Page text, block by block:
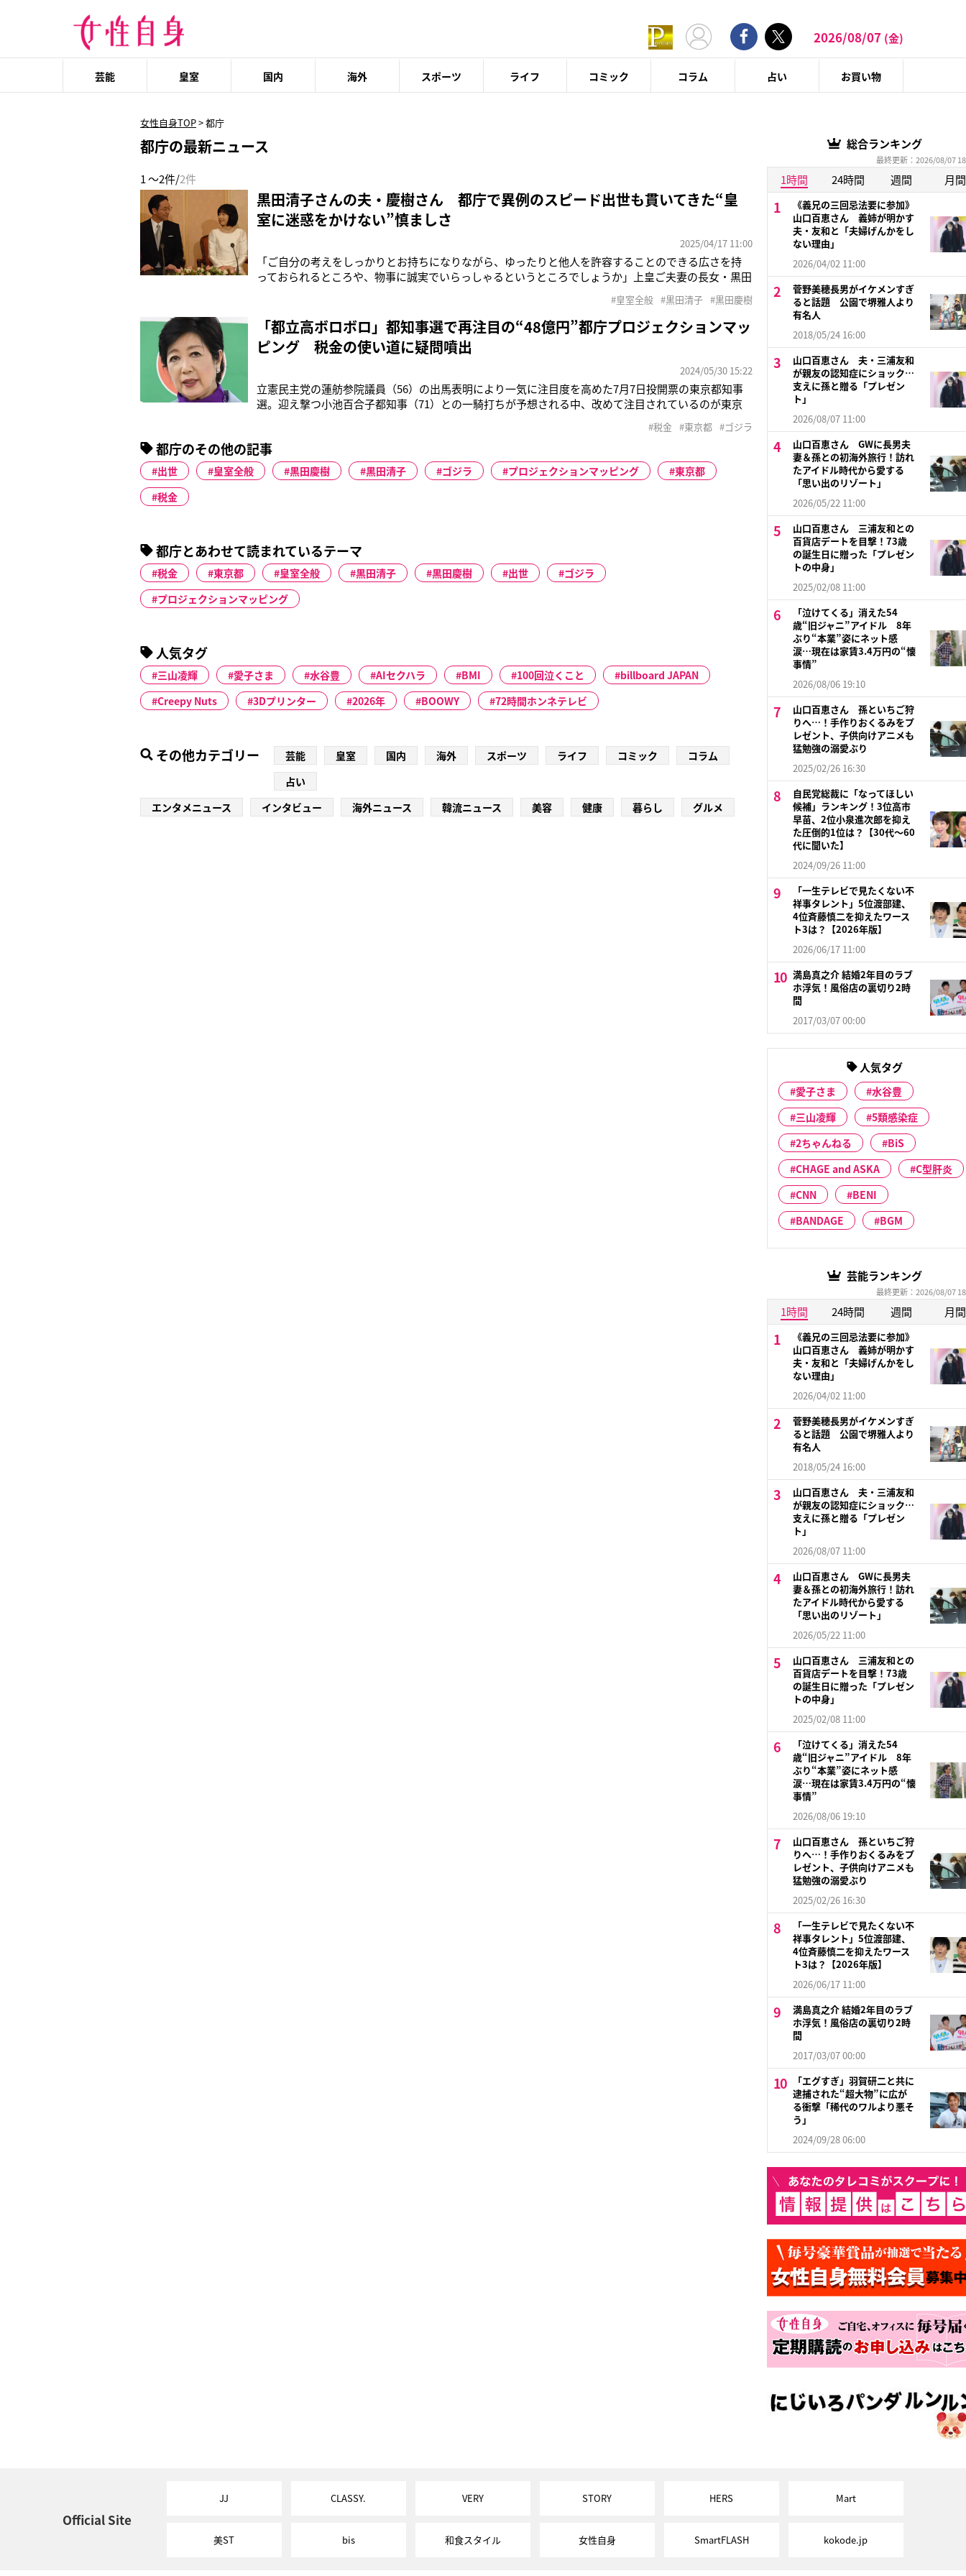
2026/08/07 (金)
芸能 皇室 国内 海外 スポーツ ライフ コミック コラム 占い お買い物
女性自身TOP>都庁
都庁の最新ニュース
1 ～2件/2件
黒田清子さんの夫・慶樹さん 都庁で異例のスピード出世も貫いてきた“皇
室に迷惑をかけない”慎ましさ
2025/04/17 11:00
「ご自分の考えをしっかりとお持ちになりながら、ゆったりと他人を許容することのできる広さを持
っておられるところや、物事に誠実でいらっしゃるというところでしょうか」上皇ご夫妻の長女・黒田
約会見では、慶樹さんの“惹かれたところ”について、清子さんは冒頭のように語っていた。慎ましい伴
侶の人柄は、結婚当初
#皇室全般 #黒田清子 #黒田慶樹
「都立高ボロボロ」都知事選で再注目の“48億円”都庁プロジェクションマッ
ピング 税金の使い道に疑問噴出
2024/05/30 15:22
立憲民主党の蓮舫参院議員（56）の出馬表明により一気に注目度を高めた7月7日投開票の東京都知事
選。迎え撃つ小池百合子都知事（71）との一騎打ちが予想される中、改めて注目されているのが東京
から始まった、東京都庁舎をスクリーンに映像を流すプロジェクションマッピングで、日没から21時ま
で一年
#税金 #東京都 #ゴジラ
都庁のその他の記事
出世 皇室全般 黒田慶樹 黒田清子 ゴジラ プロジェクションマッピング
東京都
税金
都庁とあわせて読まれているテーマ
税金 東京都 皇室全般 黒田清子 黒田慶樹 出世
ゴジラ
プロジェクションマッピング
人気タグ
三山凌輝 愛子さま 水谷豊 AIセクハラ BMI 100回泣くこと
billboard JAPAN
Creepy Nuts
3Dプリンター 2026年 BOOWY 72時間ホンネテレビ
その他カテゴリー 芸能 皇室 国内 海外 スポーツ ライフ コミック
コラム
占い
エンタメニュース
インタビュー 海外ニュース 韓流ニュース 美容 健康 暮らし グルメ
総合ランキング
最終更新：2026/08/07
1時間 24時間 週間 月間
《義兄の三回忌法要に参加》
山口百恵さん 義姉が明かす
夫・友和と「夫婦げんかをし
ない理由」
2026/04/02 11:00
菅野美穂長男がイケメンすぎ
ると話題 公園で堺雅人より
有名人
2018/05/24 16:00
山口百恵さん 夫・三浦友和
が親友の認知症にショック…
支えに孫と贈る「プレゼン
ト」
2026/08/07 11:00
山口百恵さん GWに長男夫
妻＆孫との初海外旅行！訪れ
たアイドル時代から愛する
「思い出のリゾート」
2026/05/22 11:00
山口百恵さん 三浦友和との
百貨店デートを目撃！73歳
の誕生日に贈った「プレゼン
トの中身」
2025/02/08 11:00
「泣けてくる」消えた54
歳“旧ジャニ”アイドル 8年
ぶり“本業”姿にネット感
涙…現在は家賃3.4万円の“懐
事情”
2026/08/06 19:10
山口百恵さん 孫といちご狩
りへ…！手作りおくるみをプ
レゼント、子供向けアニメも
猛勉強の溺愛ぶり
2025/02/26 16:30
自民党総裁に「なってほしい
候補」ランキング！3位高市
早苗、2位小泉進次郎を抑え
た圧倒的1位は？【30代〜60
代に聞いた】
2024/09/26 11:00
「一生テレビで見たくない不
祥事タレント」5位渡部建、
4位斉藤慎二を抑えたワース
ト3は？【2026年版】
2026/06/17 11:00
満島真之介 結婚2年目のラブ
ホ浮気！風俗店の裏切り2時
間
2017/03/07 00:00
人気タグ
愛子さま
水谷豊
三山凌輝
5類感染症
2ちゃんねる
BiS
CHAGE and ASKA
C型肝炎
CNN
BENI
BANDAGE
BGM
芸能ランキング
最終更新：2026/08/07
1時間 24時間 週間 月間
《義兄の三回忌法要に参加》
山口百恵さん 義姉が明かす
夫・友和と「夫婦げんかをし
ない理由」
2026/04/02 11:00
菅野美穂長男がイケメンすぎ
ると話題 公園で堺雅人より
有名人
2018/05/24 16:00
山口百恵さん 夫・三浦友和
が親友の認知症にショック…
支えに孫と贈る「プレゼン
ト」
2026/08/07 11:00
山口百恵さん GWに長男夫
妻＆孫との初海外旅行！訪れ
たアイドル時代から愛する
「思い出のリゾート」
2026/05/22 11:00
山口百恵さん 三浦友和との
百貨店デートを目撃！73歳
の誕生日に贈った「プレゼン
トの中身」
2025/02/08 11:00
「泣けてくる」消えた54
歳“旧ジャニ”アイドル 8年
ぶり“本業”姿にネット感
涙…現在は家賃3.4万円の“懐
事情”
2026/08/06 19:10
山口百恵さん 孫といちご狩
りへ…！手作りおくるみをプ
レゼント、子供向けアニメも
猛勉強の溺愛ぶり
2025/02/26 16:30
「一生テレビで見たくない不
祥事タレント」5位渡部建、
4位斉藤慎二を抑えたワース
ト3は？【2026年版】
2026/06/17 11:00
満島真之介 結婚2年目のラブ
ホ浮気！風俗店の裏切り2時
間
2017/03/07 00:00
「エグすぎ」羽賀研二と共に
逮捕された“超大物”に広が
る衝撃「稀代のワルより悪そ
う」
2024/09/28 06:00
Official Site
JJ CLASSY. VERY STORY HERS Mart
美ST bis 和食スタイル 女性自身 SmartFLASH kokode.jp